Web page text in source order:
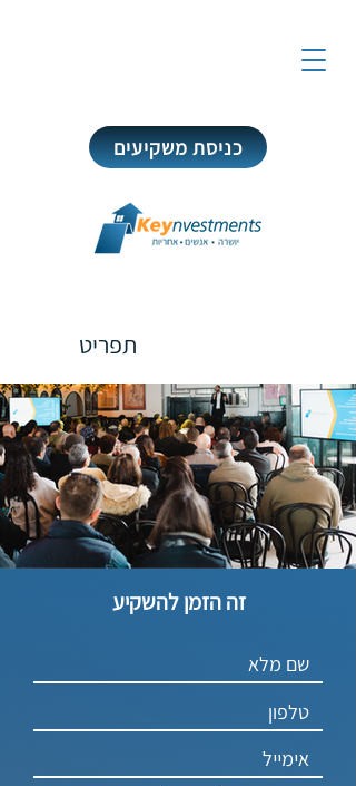
כניסת משקיעים
תפריט
זה הזמן להשקיע